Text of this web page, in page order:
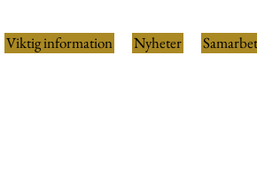
Viktig information Nyheter